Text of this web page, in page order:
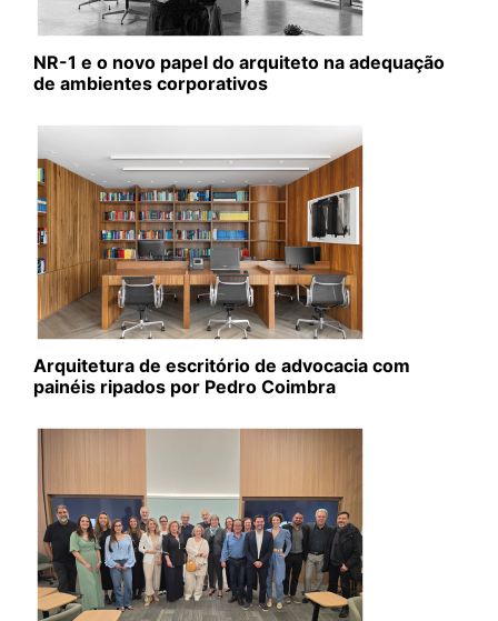
NR-1 e o novo papel do arquiteto na adequação
de ambientes corporativos
Arquitetura de escritório de advocacia com
painéis ripados por Pedro Coimbra